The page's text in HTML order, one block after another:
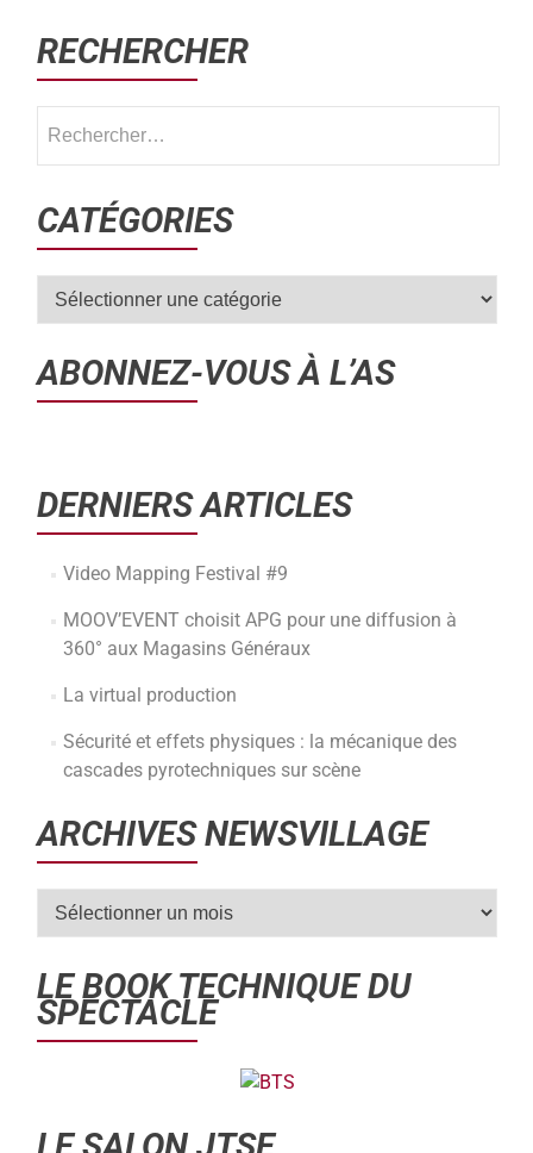
RECHERCHER
CATÉGORIES
ABONNEZ-VOUS À L’AS
DERNIERS ARTICLES
Video Mapping Festival #9
MOOV’EVENT choisit APG pour une diffusion à
360° aux Magasins Généraux
La virtual production
Sécurité et effets physiques : la mécanique des
cascades pyrotechniques sur scène
ARCHIVES NEWSVILLAGE
LE BOOK TECHNIQUE DU
SPECTACLE